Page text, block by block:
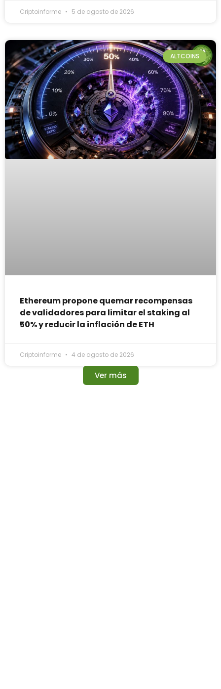
Criptoinforme 5 de agosto de 2026
ALTCOINS
Ethereum propone quemar recompensas
de validadores para limitar el staking al
50% y reducir la inflación de ETH
Criptoinforme 4 de agosto de 2026
Ver más